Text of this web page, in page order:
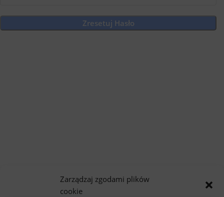
Zarządzaj zgodami plików
cookie
Zresetuj Hasło